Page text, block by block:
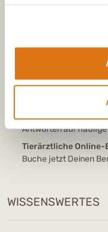
Kontaktformular /
FAQ
Antworten auf häufige
Tierärztliche
Buche jetzt Deinen
WISSENSWERTES